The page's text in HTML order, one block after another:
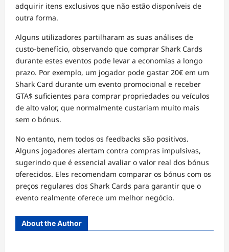
adquirir itens exclusivos que não estão disponíveis de
outra forma.
Alguns utilizadores partilharam as suas análises de
custo-benefício, observando que comprar Shark Cards
durante estes eventos pode levar a economias a longo
prazo. Por exemplo, um jogador pode gastar 20€ em um
Shark Card durante um evento promocional e receber
GTA$ suficientes para comprar propriedades ou veículos
de alto valor, que normalmente custariam muito mais
sem o bónus.
No entanto, nem todos os feedbacks são positivos.
Alguns jogadores alertam contra compras impulsivas,
sugerindo que é essencial avaliar o valor real dos bónus
oferecidos. Eles recomendam comparar os bónus com os
preços regulares dos Shark Cards para garantir que o
evento realmente oferece um melhor negócio.
About the Author